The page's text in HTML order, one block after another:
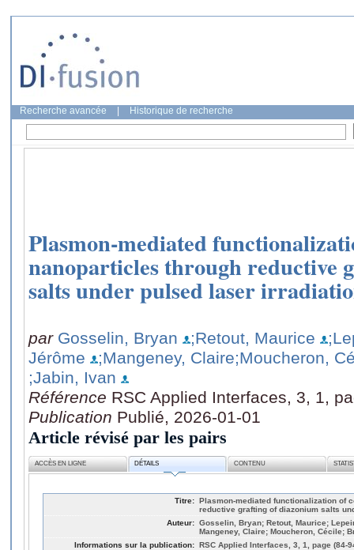
Recherche avancée Historique de recherche
Plasmon-mediated
nanoparticles through reductive
salts under pulsed laser
par Gosselin, Bryan ;Retout, Maurice
Jérôme
;Mangeney, Claire;Moucheron,
;Jabin, Ivan
Référence RSC Applied Interfaces, 3, 1,
Publication Publié, 2026-01-01
Article révisé par les pairs
ACCÈS EN LIGNE DÉTAILS CONTENU
Titre: Plasmon-mediated functionalization of
reductive grafting of diazonium salts
Auteur: Gosselin, Bryan; Retout, Maurice;
Mangeney, Claire; Moucheron, Cécile;
Informations sur la publication: RSC Applied Interfaces, 3, 1, page (84-